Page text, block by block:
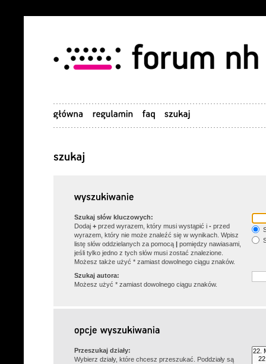
Szukaj słów kluczowych:
Dodaj + przed wyrazem, który musi wystąpić i - przed
wyrazem, który nie może znaleźć się w wynikach. Wpisz
listę słów oddzielanych za pomocą
pomiędzy nawiasami,
jeśli tylko jedno z tych słów musi zostać znalezione.
Możesz także użyć * zamiast dowolnego ciągu znaków.
Szukaj autora:
Możesz użyć * zamiast dowolnego ciągu znaków.
Przeszukaj działy:
Wybierz działy, które chcesz przeszukać. Poddziały są